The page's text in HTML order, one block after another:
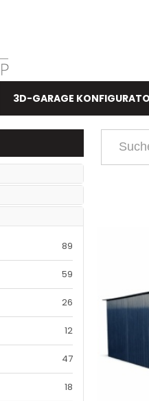
3D-GARAGE
109
7
26
89
59
26
12
47
18